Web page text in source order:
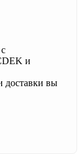
и
доставки вы